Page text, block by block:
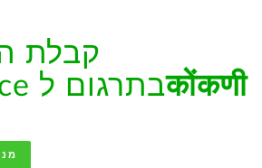
קבלת
LibreOffice בתרגום לकोंकणी